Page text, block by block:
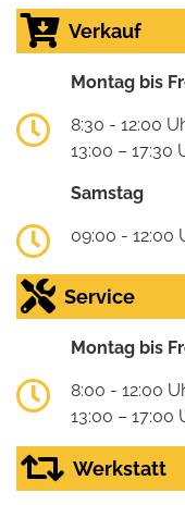
Verkauf
Montag bis
8:30 - 12:00
13:00 – 17:30
Samstag
09:00 - 12:00
Service
Montag bis
8:00 - 12:00
13:00 – 17:00
Werkstatt